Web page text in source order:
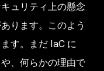
ュリティ上の懸念
ります。このよう
す。まだ IaC に
、何らかの理由で